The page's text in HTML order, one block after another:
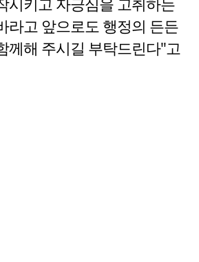
시키고 자긍심을 고취하는
라고 앞으로도 행정의 든든
께해 주시길 부탁드린다"고